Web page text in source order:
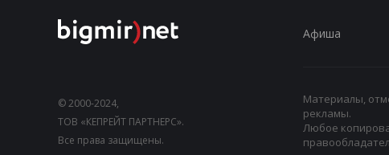
© 2000-2024,
ТОВ «КЕПРЕЙТ ПАРТНЕРС».
Все права защищены.
Афиша
Материалы,
рекламы.
Любое